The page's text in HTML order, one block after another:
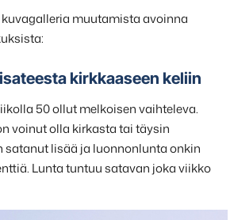
muutamista avoinna
kirkkaaseen keliin
50 ollut melkoisen vaihteleva.
voinut olla kirkasta tai täysin
satanut lisää ja luonnonlunta onkin
Lunta tuntuu satavan joka viikko